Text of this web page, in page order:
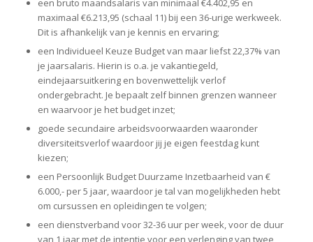
een bruto maandsalaris van minimaal €4.402,95 en
maximaal €6.213,95 (schaal 11) bij een 36-urige werkweek.
Dit is afhankelijk van je kennis en ervaring;
een Individueel Keuze Budget van maar liefst 22,37% van
je jaarsalaris. Hierin is o.a. je vakantiegeld,
eindejaarsuitkering en bovenwettelijk verlof
ondergebracht. Je bepaalt zelf binnen grenzen wanneer
en waarvoor je het budget inzet;
goede secundaire arbeidsvoorwaarden waaronder
diversiteitsverlof waardoor jij je eigen feestdag kunt
kiezen;
een Persoonlijk Budget Duurzame Inzetbaarheid van €
6.000,- per 5 jaar, waardoor je tal van mogelijkheden hebt
om cursussen en opleidingen te volgen;
een dienstverband voor 32-36 uur per week, voor de duur
van 1 jaar met de intentie voor een verlenging van twee